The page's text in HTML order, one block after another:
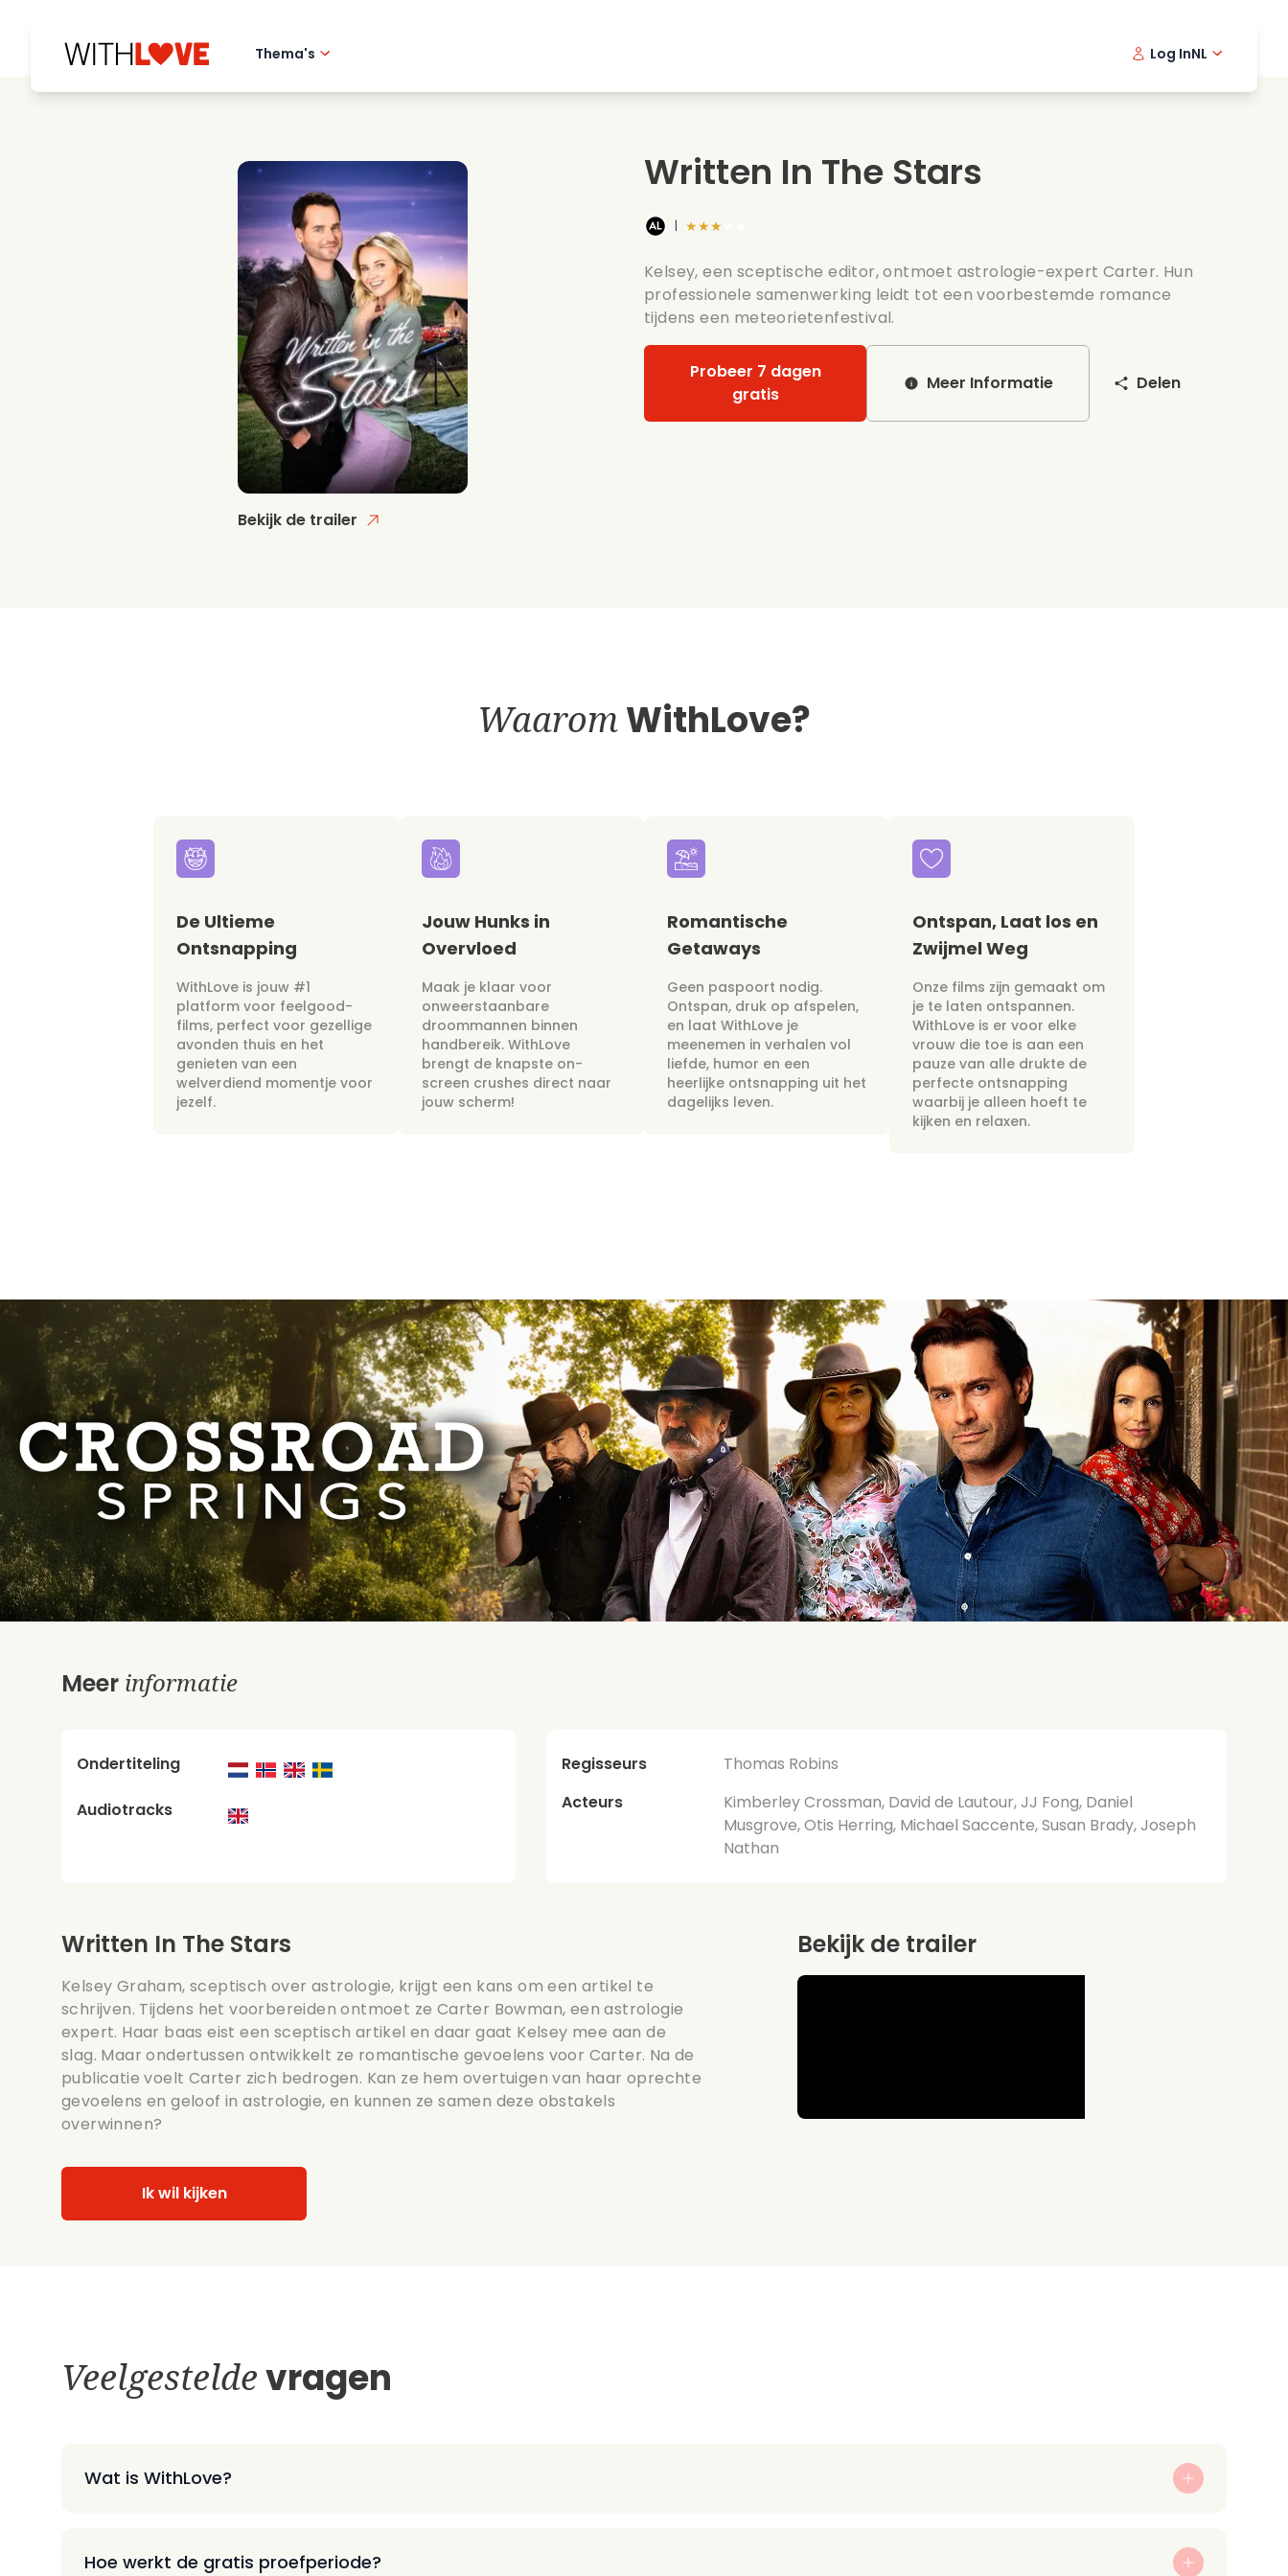
Thema's
Zomerse films
Date films
Romantische series
Bruiloft
Log InNL
Bekijk de trailer
Written In The Stars
| ★★★★★
Kelsey, een sceptische editor, ontmoet astrologie-expert Carter. Hun
professionele samenwerking leidt tot een voorbestemde romance
tijdens een meteorietenfestival.
Probeer 7 dagen
gratis
Meer Informatie Delen
WaaromWithLove?
De Ultieme
Ontsnapping
WithLove is jouw #1
platform voor feelgood-
films, perfect voor gezellige
avonden thuis en het
genieten van een
welverdiend momentje voor
jezelf.
Jouw Hunks in
Overvloed
Maak je klaar voor
onweerstaanbare
droommannen binnen
handbereik. WithLove
brengt de knapste on-
screen crushes direct naar
jouw scherm!
Romantische
Getaways
Geen paspoort nodig.
Ontspan, druk op afspelen,
en laat WithLove je
meenemen in verhalen vol
liefde, humor en een
heerlijke ontsnapping uit het
dagelijks leven.
Ontspan, Laat los en
Zwijmel Weg
Onze films zijn gemaakt om
je te laten ontspannen.
WithLove is er voor elke
vrouw die toe is aan een
pauze van alle drukte de
perfecte ontsnapping
waarbij je alleen hoeft te
kijken en relaxen.
Meer informatie
Ondertiteling
Audiotracks
Regisseurs
Thomas Robins
Acteurs
Kimberley Crossman, David de Lautour, JJ Fong, Daniel
Musgrove, Otis Herring, Michael Saccente, Susan Brady, Joseph
Nathan
Written In The Stars
Kelsey Graham, sceptisch over astrologie, krijgt een kans om een artikel te
schrijven. Tijdens het voorbereiden ontmoet ze Carter Bowman, een astrologie
expert. Haar baas eist een sceptisch artikel en daar gaat Kelsey mee aan de
slag. Maar ondertussen ontwikkelt ze romantische gevoelens voor Carter. Na de
publicatie voelt Carter zich bedrogen. Kan ze hem overtuigen van haar oprechte
gevoelens en geloof in astrologie, en kunnen ze samen deze obstakels
overwinnen?
Ik wil kijken
Bekijk de trailer
Veelgesteldevragen
Wat is WithLove?
Hoe werkt de gratis proefperiode?